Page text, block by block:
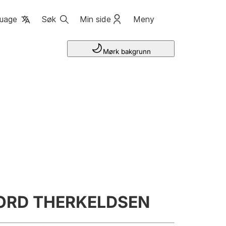
Søk Min side Meny
Mørk bakgrunn
THERKELDSEN